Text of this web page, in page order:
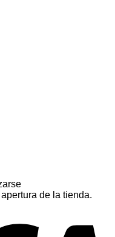
de la tienda.